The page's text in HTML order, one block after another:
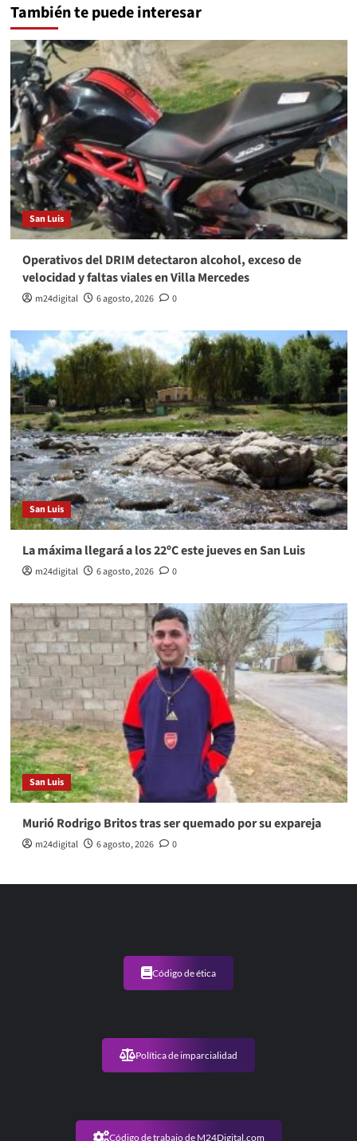
También te puede interesar
San Luis
Operativos del DRIM detectaron alcohol, exceso de
velocidad y faltas viales en Villa Mercedes
m24digital 6 agosto, 2026 0
San Luis
La máxima llegará a los 22ºC este jueves en San Luis
m24digital 6 agosto, 2026 0
San Luis
Murió Rodrigo Britos tras ser quemado por su expareja
m24digital 6 agosto, 2026 0
Código de ética
Política de imparcialidad
Código de trabajo de M24Digital.com